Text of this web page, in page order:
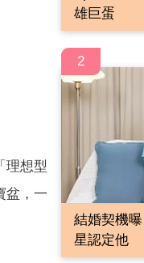
理想型
盆，一
雄巨蛋
2
結婚契機
星認定他